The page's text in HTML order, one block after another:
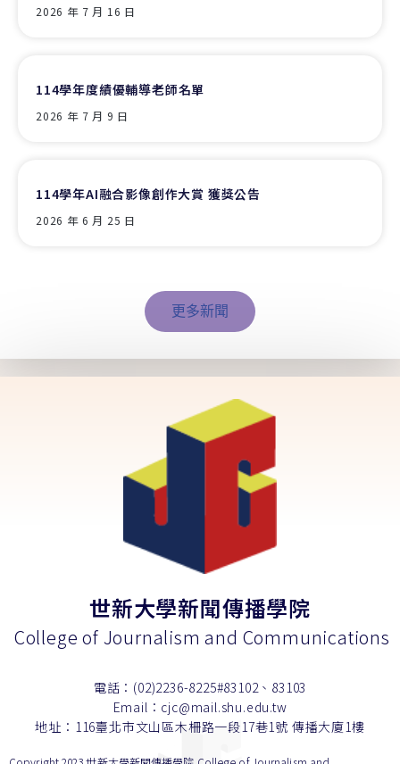
2026 年 7 月 16 日
114學年度績優輔導老師名單
2026 年 7 月 9 日
114學年AI融合影像創作大賞 獲獎公告
2026 年 6 月 25 日
更多新聞
世新大學新聞傳播學院
College of Journalism and Communications
電話：(02)2236-8225#83102、83103
Email：cjc@mail.shu.edu.tw
地址：116臺北市文山區木柵路一段17巷1號 傳播大廈1樓